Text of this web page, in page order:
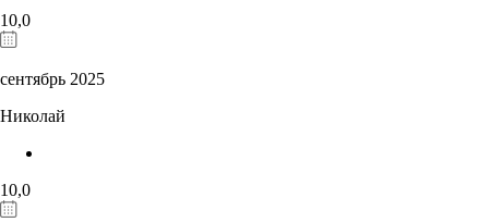
10,0
сентябрь 2025
Николай
10,0